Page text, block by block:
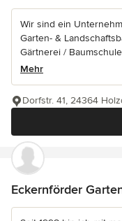
Wir sind ein
Garten- &
Gärtnerei /
Mehr
Dorfstr. 41, 24364
Eckernförder